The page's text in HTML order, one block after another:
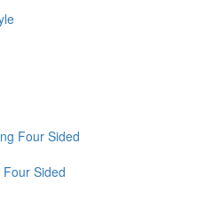
Sided